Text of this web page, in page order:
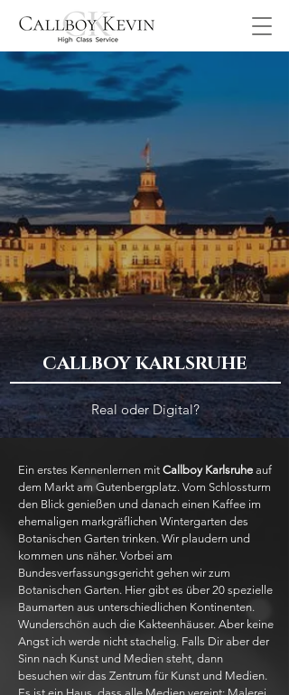
CALLBOY KARLSRUHE
Real oder Digital?
Ein erstes Kennenlernen mit Callboy Karlsruhe auf
dem Markt am Gutenbergplatz. Vom Schlossturm
den Blick genießen und danach einen Kaffee im
ehemaligen markgräflichen Wintergarten des
Botanischen Garten trinken. Wir plaudern und
kommen uns näher. Vorbei am
Bundesverfassungsgericht gehen wir zum
Botanischen Garten. Hier gibt es über 20 spezielle
Baumarten aus unterschiedlichen Kontinenten.
Wunderschön auch die Kakteenhäuser. Aber keine
Angst ich werde nicht stachelig. Falls Dir aber der
Sinn nach Kunst und Medien steht, dann
besuchen wir das Zentrum für Kunst und Medien.